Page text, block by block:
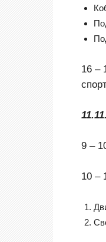
16 –
11
9 –
10 –